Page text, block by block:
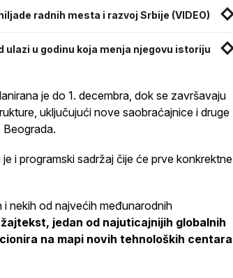
radnih mesta i razvoj Srbije (VIDEO)
ulazi u godinu koja menja njegovu istoriju
je do 1. decembra, dok se završavaju
uključujući nove saobraćajnice i druge
Beograda.
i programski sadržaj čije će prve konkrektne
i nekih od najvećih međunarodnih
jedan od najuticajnijih globalnih
na mapi novih tehnoloških centara